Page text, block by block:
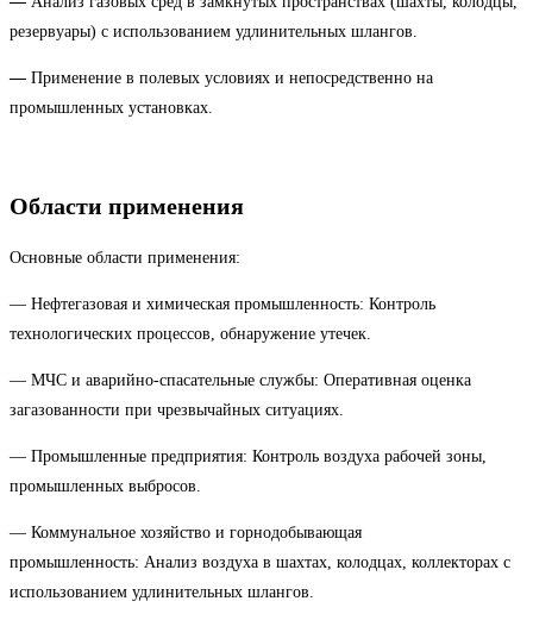
резервуары) с использованием удлинительных шлангов.
— Применение в полевых условиях и непосредственно на
промышленных установках.
Области применения
Основные области применения:
— Нефтегазовая и химическая промышленность: Контроль
технологических процессов, обнаружение утечек.
— МЧС и аварийно-спасательные службы: Оперативная оценка
загазованности при чрезвычайных ситуациях.
— Промышленные предприятия: Контроль воздуха рабочей зоны,
промышленных выбросов.
— Коммунальное хозяйство и горнодобывающая
промышленность: Анализ воздуха в шахтах, колодцах, коллекторах с
использованием удлинительных шлангов.